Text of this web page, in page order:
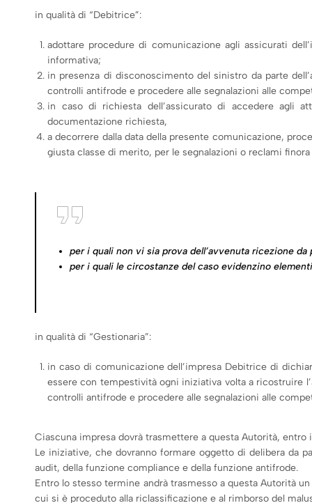
in qualità di “Debitrice”:
adottare procedure di comunicazione agli assicurati
informativa;
in presenza di disconoscimento del sinistro da parte
controlli antifrode e procedere alle segnalazioni alle
in caso di richiesta dell’assicurato di accedere agli
documentazione richiesta,
a decorrere dalla data della presente comunicazione,
giusta classe di merito, per le segnalazioni o reclami
per i quali non vi sia prova dell’avvenuta ricezione
per i quali le circostanze del caso evidenzino
in qualità di “Gestionaria”:
in caso di comunicazione dell’impresa Debitrice di
essere con tempestività ogni iniziativa volta a ricostruire
controlli antifrode e procedere alle segnalazioni alle
Ciascuna impresa dovrà trasmettere a questa Autorità,
Le iniziative, che dovranno formare oggetto di delibera da
audit, della funzione compliance e della funzione antifrode.
Entro lo stesso termine andrà trasmesso a questa Autorità
cui si è proceduto alla riclassificazione e al rimborso del